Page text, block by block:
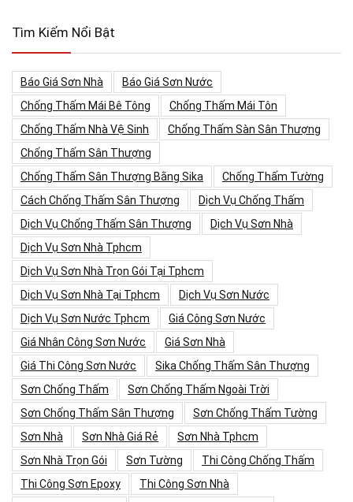
Tìm Kiếm Nổi Bật
Báo Giá Sơn Nhà
Báo Giá Sơn Nước
Chống Thấm Mái Bê Tông
Chống Thấm Mái Tôn
Chống Thấm Nhà Vệ Sinh
Chống Thấm Sàn Sân Thượng
Chống Thấm Sân Thượng
Chống Thấm Sân Thượng Bằng Sika
Chống Thấm Tường
Cách Chống Thấm Sân Thượng
Dịch Vụ Chống Thấm
Dịch Vụ Chống Thấm Sân Thượng
Dịch Vụ Sơn Nhà
Dịch Vụ Sơn Nhà Tphcm
Dịch Vụ Sơn Nhà Trọn Gói Tại Tphcm
Dịch Vụ Sơn Nhà Tại Tphcm
Dịch Vụ Sơn Nước
Dịch Vụ Sơn Nước Tphcm
Giá Công Sơn Nước
Giá Nhân Công Sơn Nước
Giá Sơn Nhà
Giá Thi Công Sơn Nước
Sika Chống Thấm Sân Thượng
Sơn Chống Thấm
Sơn Chống Thấm Ngoài Trời
Sơn Chống Thấm Sân Thượng
Sơn Chống Thấm Tường
Sơn Nhà
Sơn Nhà Giá Rẻ
Sơn Nhà Tphcm
Sơn Nhà Trọn Gói
Sơn Tường
Thi Công Chống Thấm
Thi Công Sơn Epoxy
Thi Công Sơn Nhà